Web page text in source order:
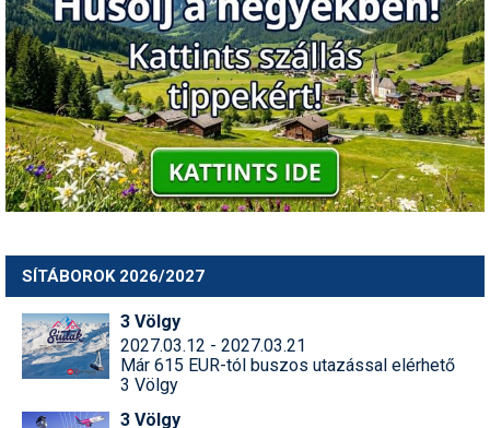
SÍTÁBOROK 2026/2027
3 Völgy
2027.03.12 - 2027.03.21
Már 615 EUR-tól buszos utazással elérhető
3 Völgy
3 Völgy